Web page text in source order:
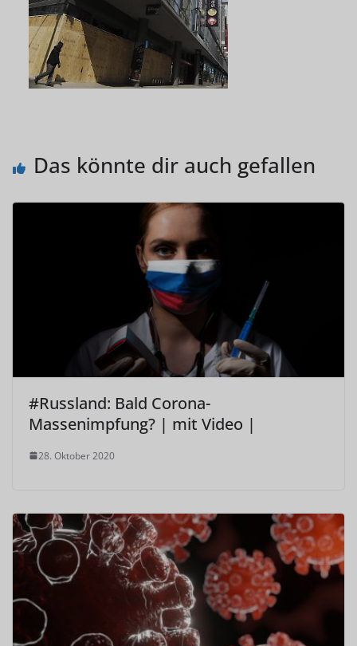
Das könnte dir auch gefallen
#Russland: Bald Corona-
Massenimpfung? | mit Video |
28. Oktober 2020